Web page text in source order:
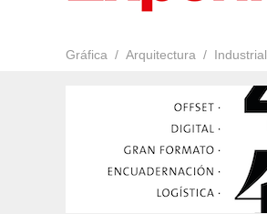
Gráfica Arquitectura Industrial